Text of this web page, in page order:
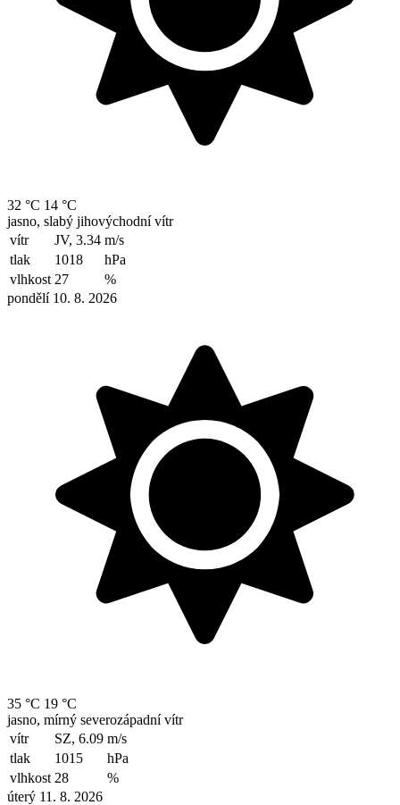
32 °C 14 °C
jasno, slabý jihovýchodní vítr
vítr
JV, 3.34 m/s
tlak
1018
hPa
vlhkost 27
%
pondělí 10. 8. 2026
35 °C 19 °C
jasno, mírný severozápadní vítr
vítr
SZ, 6.09 m/s
tlak
1015
hPa
vlhkost 28
%
úterý 11. 8. 2026